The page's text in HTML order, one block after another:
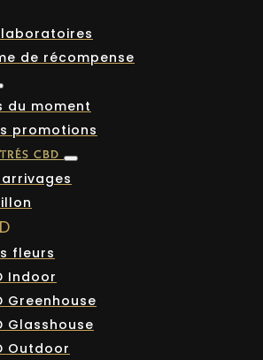
de récompense
du moment
promotions
CBD
fleurs
Indoor
Greenhouse
Glasshouse
Outdoor